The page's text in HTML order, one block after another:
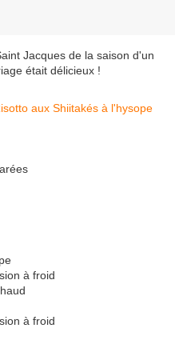
Jacques de la saison d'un
était délicieux !
à froid
à froid